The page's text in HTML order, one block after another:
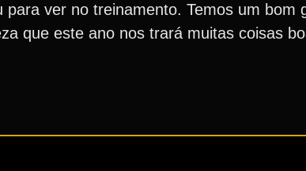
ver no treinamento. Temos um bom
que este ano nos trará muitas coisas